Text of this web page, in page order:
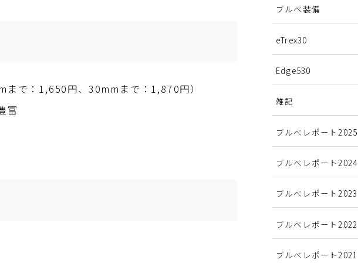
で：1,650円、30mmまで：1,870円）
富
ブルベ装備
eTrex30
Edge530
雑記
ブルべレポート2025
ブルべレポート2024
ブルべレポート2023
ブルベレポート2022
ブルべレポート2021